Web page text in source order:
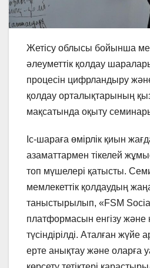
Жетісу облысы бойынша
әлеуметтік қолдау
процесін цифрландыру
қолдау орталықтарының
мақсатында оқыту семинары
Іс-шараға өмірлік қиын
азаматтармен тікелей
топ мүшелері қатысты.
мемлекеттік қолдаудың жаңа
таныстырылып, «FSM
платформасын енгізу және
түсіндірілді. Аталған
ерте анықтау және оларға